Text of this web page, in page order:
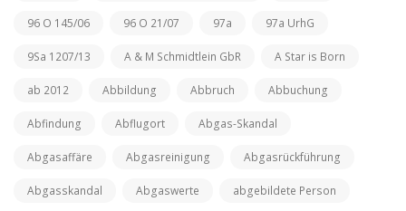
96 O 145/06 96 O 21/07 97a 97a UrhG
9Sa 1207/13 A & M Schmidtlein GbR A Star is Born
ab 2012 Abbildung Abbruch Abbuchung
Abfindung Abflugort Abgas-Skandal
Abgasaffäre Abgasreinigung Abgasrückführung
Abgasskandal Abgaswerte abgebildete Person